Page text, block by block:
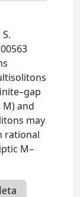
M) and
may
rational
M–